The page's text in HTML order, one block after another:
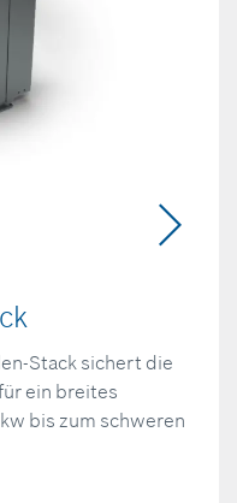
Stack sichert die
ein breites
bis zum schweren